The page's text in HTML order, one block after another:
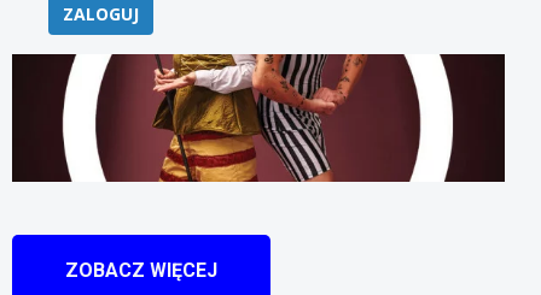
ZALOGUJ
ZOBACZ WIĘCEJ